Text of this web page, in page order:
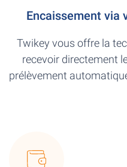
Encaissement via
Twikey vous offre la
recevoir directement
prélèvement